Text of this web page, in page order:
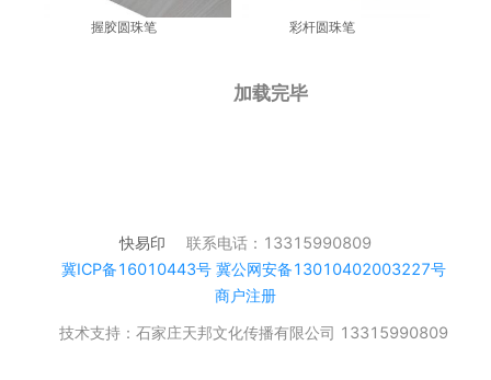
握胶圆珠笔 彩杆圆珠笔
加载完毕
快易印
联系电话：13315990809
冀ICP备16010443号 冀公网安备13010402003227号
商户注册
技术支持：石家庄天邦文化传播有限公司 13315990809